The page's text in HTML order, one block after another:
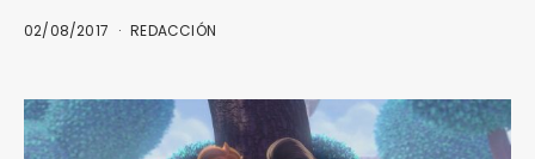
02/08/2017 REDACCIÓN